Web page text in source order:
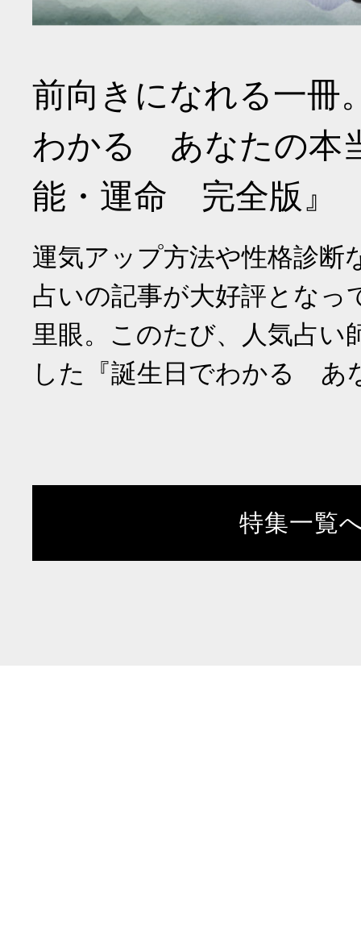
前向きになれる一冊
わかる あなたの本
能・運命 完全版』
運気アップ方法や性格診断
占いの記事が大好評となっ
里眼。このたび、人気占い
した『誕生日でわかる あ
特集一覧